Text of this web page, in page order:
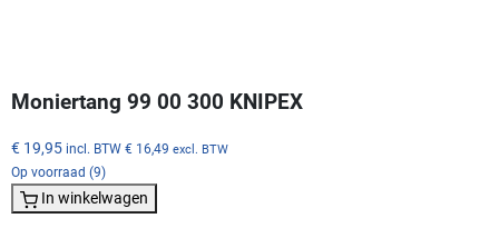
Moniertang 99 00 300 KNIPEX
€ 19,95 incl. BTW € 16,49 excl. BTW
Op voorraad (9)
In winkelwagen